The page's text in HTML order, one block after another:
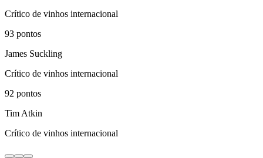
Crítico de vinhos internacional
93 pontos
James Suckling
Crítico de vinhos internacional
92 pontos
Tim Atkin
Crítico de vinhos internacional